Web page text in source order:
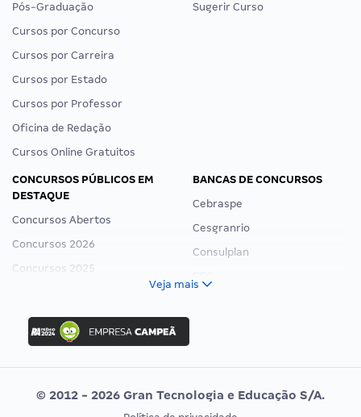
Pós-Graduação
Cursos por Concurso
Cursos por Carreira
Cursos por Estado
Cursos por Professor
Oficina de Redação
Cursos Online Gratuitos
Sugerir Curso
CONCURSOS PÚBLICOS EM
DESTAQUE
Concursos Abertos
Concursos 2026
Concursos 2025
Concurso Ibama
Concurso MPU
Editais publicados
BANCAS DE CONCURSOS
Cebraspe
Cesgranrio
Consulplan
Vunesp
Veja mais
© 2012 - 2026 Gran Tecnologia e Educação S/A.